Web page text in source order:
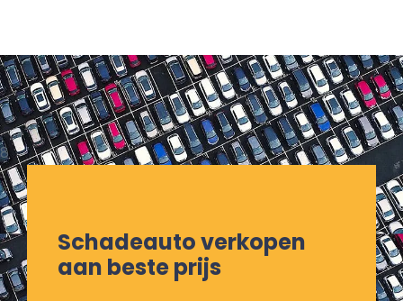
8
Schadeauto verkopen
aan beste prijs